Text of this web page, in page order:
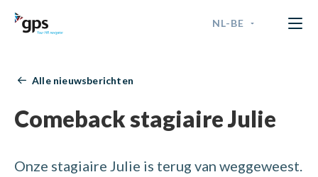
NL-BE
NEDERLANDS - BELGIË
NEDERLANDS - NEDERLAND
Alle nieuwsberichten
Comeback stagiaire Julie
Onze stagiaire Julie is terug van weggeweest.